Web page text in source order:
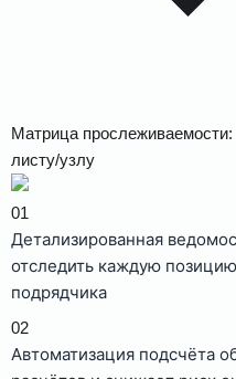
Матрица
листу/узлу
01
Детализированная
отследить каждую
подрядчика
02
Автоматизация подсчёта